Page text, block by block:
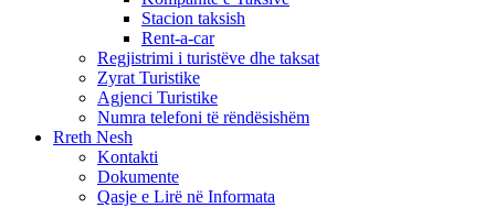
Stacion taksish
Rent-a-car
Regjistrimi i turistëve dhe taksat
Zyrat Turistike
Agjenci Turistike
Numra telefoni të rëndësishëm
Rreth Nesh
Kontakti
Dokumente
Qasje e Lirë në Informata